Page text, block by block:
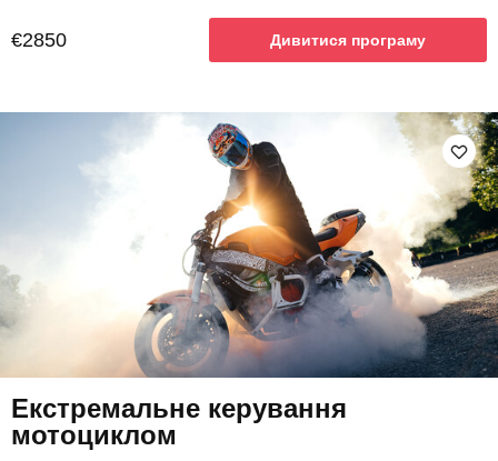
€2850 Дивитися програму
Екстремальне керування
мотоциклом